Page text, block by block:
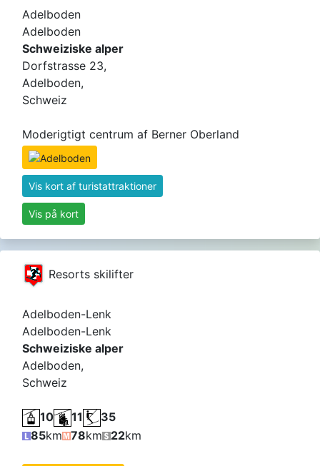
Adelboden
Adelboden
Schweiziske alper
Dorfstrasse 23,
Adelboden,
Schweiz
Moderigtigt centrum af Berner Oberland
Vis kort af turistattraktioner
Vis på kort
Resorts skilifter
Adelboden-Lenk
Adelboden-Lenk
Schweiziske alper
Adelboden,
Schweiz
10 11
35
85km 78km 22km